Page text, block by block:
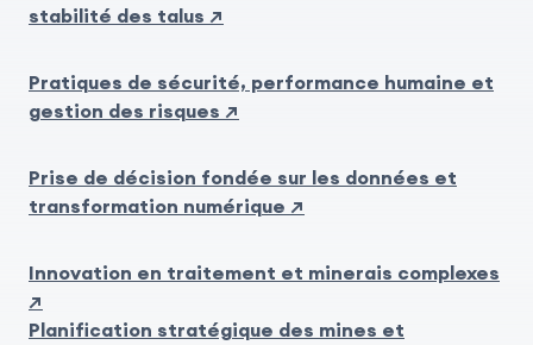
stabilité des talus ↗
Pratiques de sécurité, performance humaine et
gestion des risques ↗
Prise de décision fondée sur les données et
transformation numérique ↗
Innovation en traitement et minerais complexes
↗
Planification stratégique des mines et